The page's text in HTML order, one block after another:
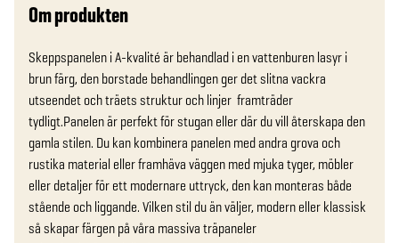
Om produkten
Skeppspanelen i A-kvalité är behandlad i en vattenburen lasyr i
brun färg, den borstade behandlingen ger det slitna vackra
utseendet och träets struktur och linjer  framträder
tydligt.Panelen är perfekt för stugan eller där du vill återskapa den
gamla stilen. Du kan kombinera panelen med andra grova och
rustika material eller framhäva väggen med mjuka tyger, möbler
eller detaljer för ett modernare uttryck, den kan monteras både
stående och liggande. Vilken stil du än väljer, modern eller klassisk
så skapar färgen på våra massiva träpaneler